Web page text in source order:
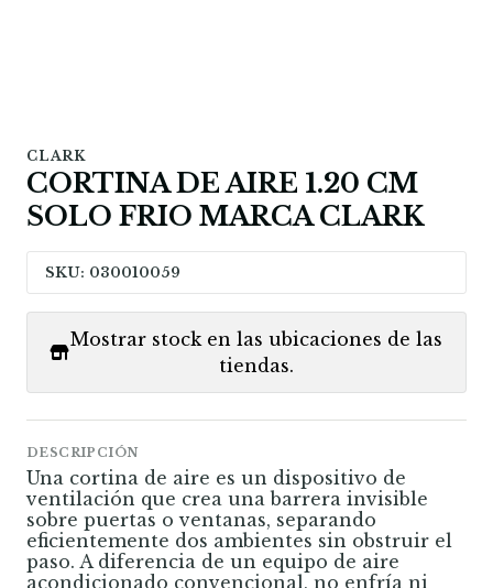
CLARK
CORTINA DE AIRE 1.20 CM
SOLO FRIO MARCA CLARK
SKU: 030010059
Mostrar stock en las ubicaciones de las
tiendas.
DESCRIPCIÓN
Una cortina de aire es un dispositivo de
ventilación que crea una barrera invisible
sobre puertas o ventanas, separando
eficientemente dos ambientes sin obstruir el
paso. A diferencia de un equipo de aire
acondicionado convencional, no enfría ni